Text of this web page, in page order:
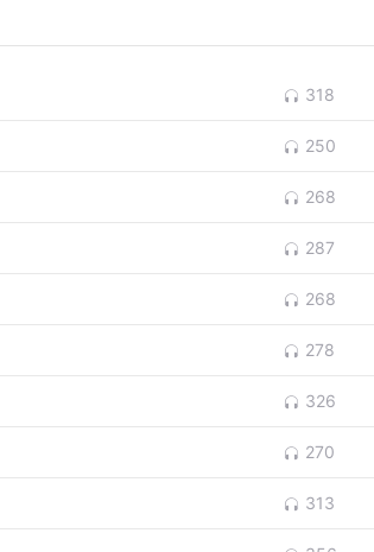
318
250
268
287
268
278
326
270
313